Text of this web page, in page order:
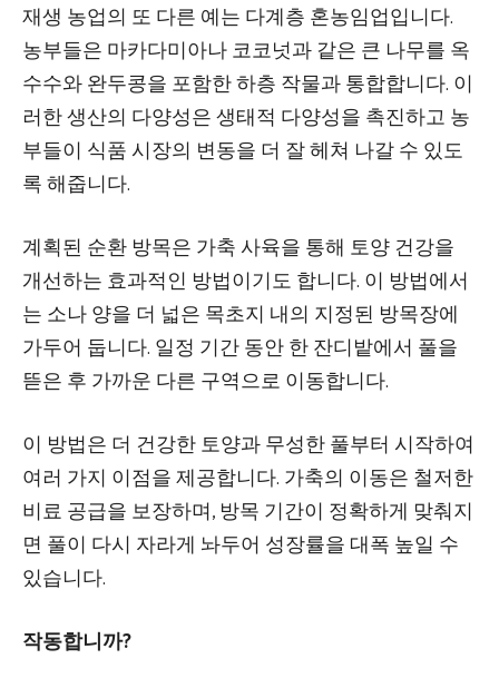
재생 농업의 또 다른 예는 다계층 혼농임업입니다.
농부들은 마카다미아나 코코넛과 같은 큰 나무를 옥
수수와 완두콩을 포함한 하층 작물과 통합합니다. 이
러한 생산의 다양성은 생태적 다양성을 촉진하고 농
부들이 식품 시장의 변동을 더 잘 헤쳐 나갈 수 있도
록 해줍니다.
계획된 순환 방목은 가축 사육을 통해 토양 건강을
개선하는 효과적인 방법이기도 합니다. 이 방법에서
는 소나 양을 더 넓은 목초지 내의 지정된 방목장에
가두어 둡니다. 일정 기간 동안 한 잔디밭에서 풀을
뜯은 후 가까운 다른 구역으로 이동합니다.
이 방법은 더 건강한 토양과 무성한 풀부터 시작하여
여러 가지 이점을 제공합니다. 가축의 이동은 철저한
비료 공급을 보장하며, 방목 기간이 정확하게 맞춰지
면 풀이 다시 자라게 놔두어 성장률을 대폭 높일 수
있습니다.
작동합니까?